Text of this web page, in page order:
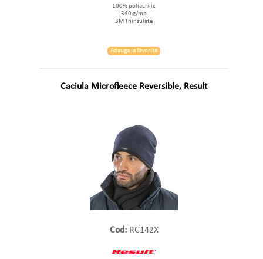
100% poliacrilic
340 g/mp
3M Thinsulate
Adauga la favorite
Caciula Microfleece Reversible, Result
Cod:RC142X